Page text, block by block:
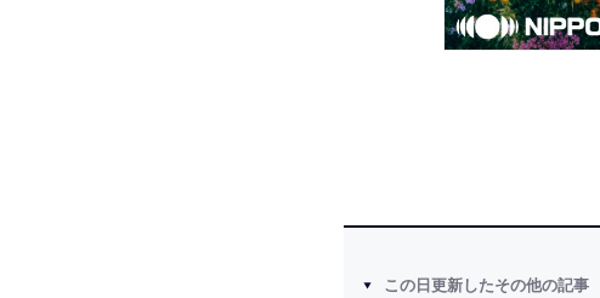
この日更新したその他の記事